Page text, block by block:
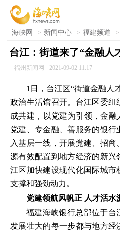
海峡网 > 新闻中心 > 福建频道 >
台江：街道来了“金融人
福州新闻网 2021-09-02 11:17
1日，台江区“街道金融人
政治生活馆召开。台江区委组
成共建，以党建为引领，金
党建、专金融、善服务的银
入基层一线，开展党建、招
源有效配置到地方经济的新兴
江区加快建设现代化国际城市
支撑和强劲动力。
党建领航风帆正 人才活水
福建海峡银行总部位于台
发展壮大的每一步都与地方